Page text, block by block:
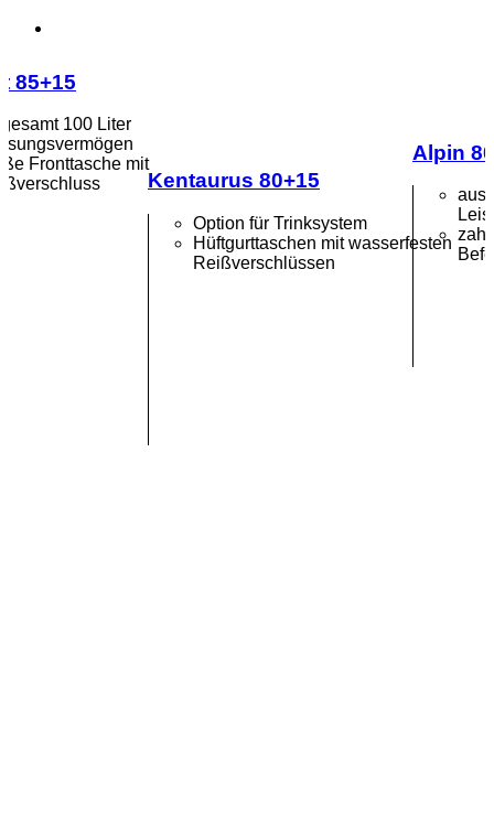
85+15
100 Liter
Fronttasche mit
Kentaurus 80+15
Option für Trinksystem
Hüftgurttaschen mit wasserfesten
Reißverschlüssen
Alpin